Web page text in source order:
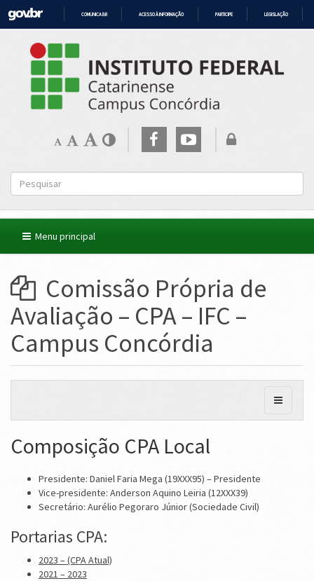
CONTEÚDO
COMUNICA BR ACESSO À INFORMAÇÃO PARTICIPE LEGISLAÇÃO
Menu principal
Comissão Própria de
Avaliação – CPA – IFC –
Campus Concórdia
Composição CPA Local
Presidente: Daniel Faria Mega (19XXX95) – Presidente
Vice-presidente: Anderson Aquino Leiria (12XXX39)
Secretário: Aurélio Pegoraro Júnior (Sociedade Civil)
Portarias CPA:
2023 – (CPA Atual)
2021 – 2023